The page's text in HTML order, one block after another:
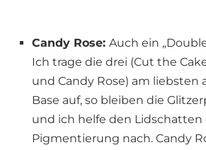
Candy Rose: Auch ein
Ich trage die drei (Cut the
und Candy Rose) am liebsten
Base auf, so bleiben die
und ich helfe den Lidschatten
Pigmentierung nach. Candy